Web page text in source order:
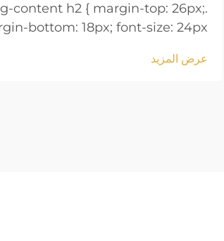
content h2 { margin-top: 26px;
bottom: 18px; font-size: 24px
normal; } .blog-content h3 {
عرض المزيد